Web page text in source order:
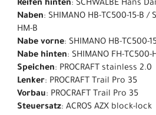
Reifen hinten: SCHWALBE Hans
Naben: SHIMANO HB-TC500-15-B /
HM-B
Nabe vorne: SHIMANO HB-TC500-
Nabe hinten: SHIMANO FH-TC500-
Speichen: PROCRAFT stainless 2.0
Lenker: PROCRAFT Trail Pro 35
Vorbau: PROCRAFT Trail Pro 35
Steuersatz: ACROS AZX block-lock